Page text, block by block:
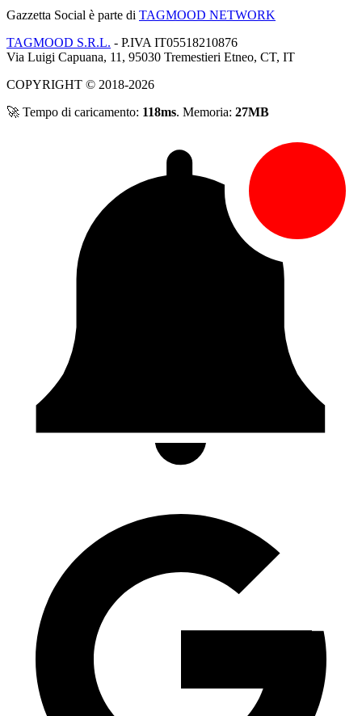
Gazzetta Social è parte di TAGMOOD NETWORK
TAGMOOD S.R.L. - P.IVA IT05518210876
Via Luigi Capuana, 11, 95030 Tremestieri Etneo, CT, IT
COPYRIGHT © 2018-2026
🚀 Tempo di caricamento: 118ms. Memoria: 27MB